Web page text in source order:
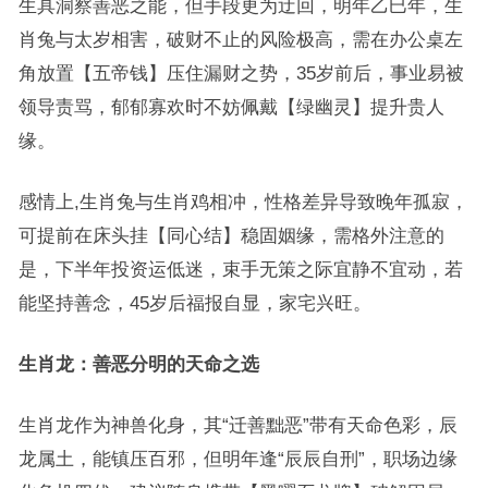
生具洞察善恶之能，但手段更为迂回，明年乙巳年，生
肖兔与太岁相害，破财不止的风险极高，需在办公桌左
角放置【五帝钱】压住漏财之势，35岁前后，事业易被
领导责骂，郁郁寡欢时不妨佩戴【绿幽灵】提升贵人
缘。
感情上,生肖兔与生肖鸡相冲，性格差异导致晚年孤寂，
可提前在床头挂【同心结】稳固姻缘，需格外注意的
是，下半年投资运低迷，束手无策之际宜静不宜动，若
能坚持善念，45岁后福报自显，家宅兴旺。
生肖龙：善恶分明的天命之选
生肖龙作为神兽化身，其“迁善黜恶”带有天命色彩，辰
龙属土，能镇压百邪，但明年逢“辰辰自刑”，职场边缘